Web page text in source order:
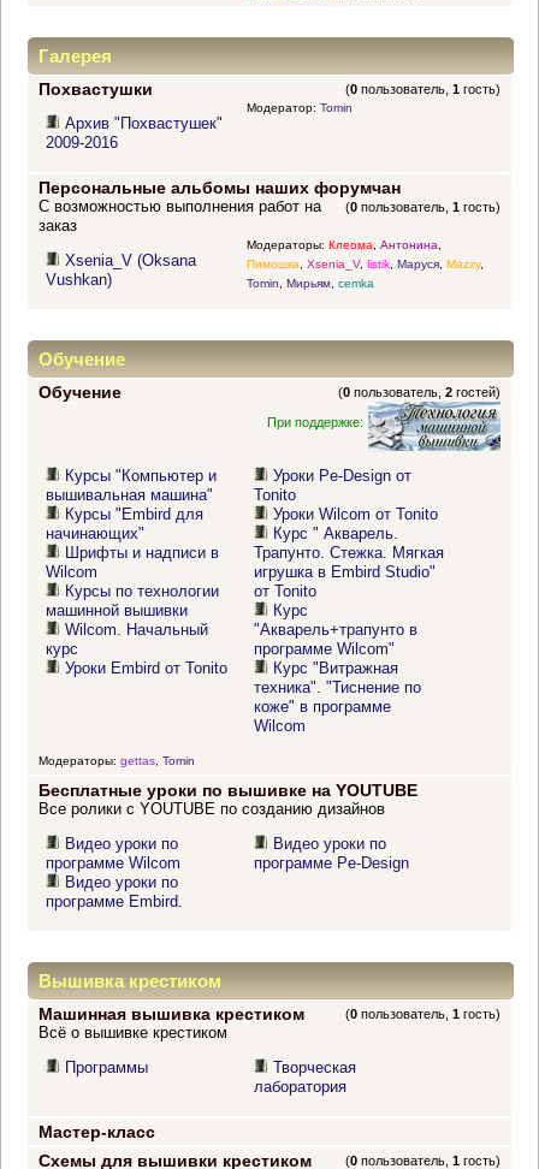
Галерея
Похвастушки (0 пользователь,1 гость)
Архив "Похвастушек"
2009-2016
Модератор: Tomin
Персональные альбомы наших форумчан
(0 пользователь,1 гость)
С возможностью выполнения работ на
заказ
Xsenia_V (Oksana
Vushkan)
Модераторы: Клеома, Антонина,
Пимошка, Xsenia_V, listik, Маруся, Mazzy,
Tomin, Мирьям, cemka
Обучение
Обучение (0 пользователь,2 гостей)
При поддержке:
Курсы "Компьютер и
вышивальная машина"
Курсы "Embird для
начинающих"
Шрифты и надписи в
Wilcom
Курсы по технологии
машинной вышивки
Wilcom. Начальный
курс
Уроки Embird от Tonito
Уроки Pe-Design от
Tonito
Уроки Wilcom от Tonito
Курс " Акварель.
Трапунто. Стежка. Мягкая
игрушка в Embird Studio"
от Tonito
Курс
"Акварель+трапунто в
программе Wilcom"
Курс "Витражная
техника". "Тиснение по
коже" в программе
Wilcom
Модераторы: gettas, Tomin
Бесплатные уроки по вышивке на YOUTUBE
Все ролики с YOUTUBE по созданию дизайнов
Видео уроки по
программе Wilcom
Видео уроки по
программе Embird.
Видео уроки по
программе Pe-Design
Вышивка крестиком
Машинная вышивка крестиком (0 пользователь,1 гость)
Всё о вышивке крестиком
Программы
Творческая
лаборатория
Мастер-класс
Схемы для вышивки крестиком
(0 пользователь,1 гость)